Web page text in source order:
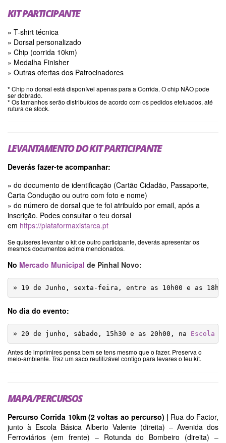
KIT PARTICIPANTE
» T-shirt técnica
» Dorsal personalizado
» Chip (corrida 10km)
» Medalha Finisher
» Outras ofertas dos Patrocinadores
* Chip no dorsal está disponível apenas para a Corrida. O chip NÃO pode
ser dobrado.
* Os tamanhos serão distribuídos de acordo com os pedidos efetuados, até
rutura de stock.
LEVANTAMENTO DO KIT PARTICIPANTE
Deverás fazer-te acompanhar:
» do documento de identificação (Cartão Cidadão, Passaporte,
Carta Condução ou outro com foto e nome)
» do número de dorsal que te foi atribuído por email, após a
inscrição. Podes consultar o teu dorsal
em https://plataformaxistarca.pt
Se quiseres levantar o kit de outro participante, deverás apresentar os
mesmos documentos acima mencionados.
No Mercado Municipal de Pinhal Novo:
» 19 de Junho, sexta-feira, entre as 10h00 e as
No dia do evento:
» 20 de junho, sábado, 15h30 e as 20h00, na Escola
Antes de imprimires pensa bem se tens mesmo que o fazer. Preserva o
meio-ambiente. Traz um saco reutilizável contigo para levares o teu kit.
MAPA/PERCURSOS
Percurso Corrida 10km (2 voltas ao percurso) | Rua do Factor,
junto à Escola Básica Alberto Valente (direita) – Avenida dos
Ferroviários (em frente) – Rotunda do Bombeiro (direita) –